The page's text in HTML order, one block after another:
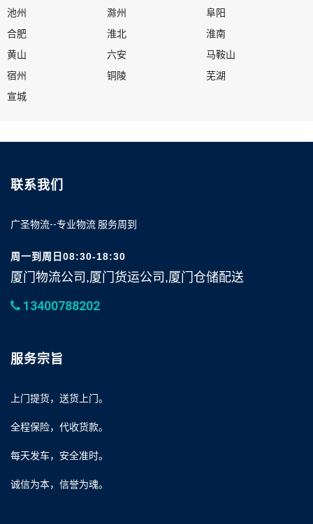
池州
滁州
阜阳
合肥
淮北
淮南
黄山
六安
马鞍山
宿州
铜陵
芜湖
宣城
联系我们
广圣物流--专业物流 服务周到
周一到周日08:30-18:30
厦门物流公司,厦门货运公司,厦门仓储配送
13400788202
服务宗旨
上门提货，送货上门。
全程保险，代收货款。
每天发车，安全准时。
诚信为本，信誉为魂。